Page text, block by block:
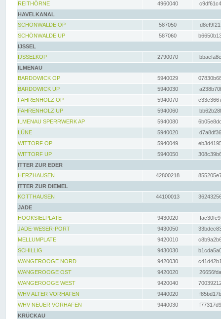
REITHÖRNE
4960040
HAVELKANAL
SCHÖNWALDE OP
587050
SCHÖNWALDE UP
587060
IJSSEL
IJSSELKOP
2790070
ILMENAU
BARDOWICK OP
5940029
BARDOWICK UP
5940030
FAHRENHOLZ OP
5940070
FAHRENHOLZ UP
5940060
ILMENAU SPERRWERK AP
5940080
LÜNE
5940020
WITTORF OP
5940049
WITTORF UP
5940050
ITTER ZUR EDER
HERZHAUSEN
42800218
ITTER ZUR DIEMEL
KOTTHAUSEN
44100013
JADE
HOOKSIELPLATE
9430020
JADE-WESER-PORT
9430050
MELLUMPLATE
9420010
SCHILLIG
9430030
WANGEROOGE NORD
9420030
WANGEROOGE OST
9420020
WANGEROOGE WEST
9420040
WHV ALTER VORHAFEN
9440020
WHV NEUER VORHAFEN
9440030
KRÜCKAU